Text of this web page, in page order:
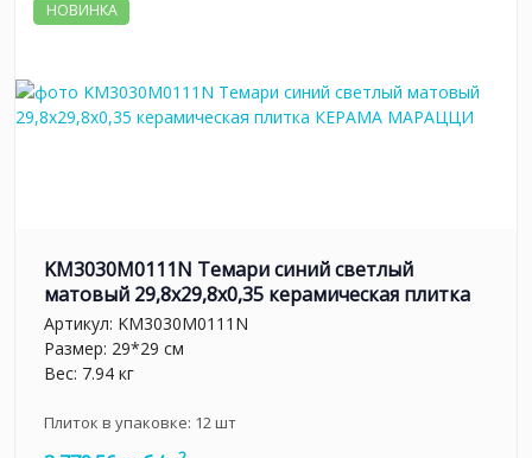
НОВИНКА
KM3030M0111N Темари синий светлый
матовый 29,8x29,8x0,35 керамическая плитка
Артикул: KM3030M0111N
Размер: 29*29 см
Вес: 7.94 кг
Плиток в упаковке: 12шт